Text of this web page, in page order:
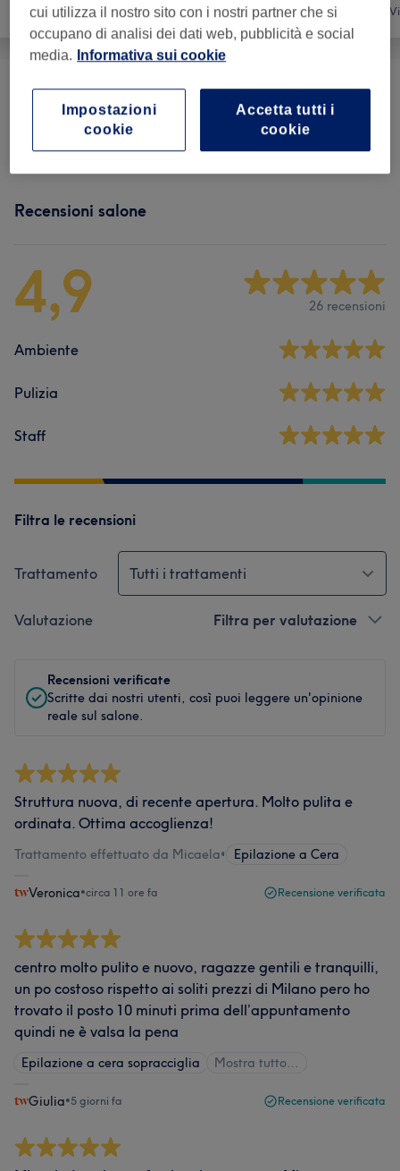
Unghie Depilazione
Epilazione (8)
Epilazione Laser Triband
Recensioni salone
4,9 26 recensioni
Ambiente
Pulizia
Staff
Filtra le recensioni
Trattamento Tutti i trattamenti
Valutazione Filtra per valutazione
Recensioni verificate
Scritte dai nostri utenti, così puoi leggere un'opinione
reale sul salone.
Struttura nuova, di recente apertura. Molto pulita e
ordinata. Ottima accoglienza!
Trattamento effettuato da Micaela• Epilazione a Cera
Veronica•circa 11 ore fa Recensione verificata
centro molto pulito e nuovo, ragazze gentili e tranquilli,
un po costoso rispetto ai soliti prezzi di Milano pero ho
trovato il posto 10 minuti prima dell’appuntamento
quindi ne è valsa la pena
Epilazione a cera sopracciglia Mostra tutto…
Giulia•5 giorni fa Recensione verificata
cui utilizza il nostro sito con i nostri partner che si
occupano di analisi dei dati web, pubblicità e social
media.
Informativa sui cookie
Accetta tutti i
cookie
Impostazioni
cookie